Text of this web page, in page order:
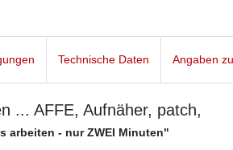
Technische Daten Angaben
... AFFE, Aufnäher, patch,
arbeiten - nur ZWEI Minuten"